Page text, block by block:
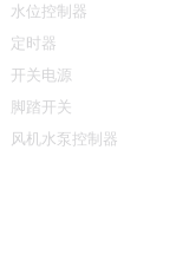
水位控制器
定时器
开关电源
脚踏开关
风机水泵控制器